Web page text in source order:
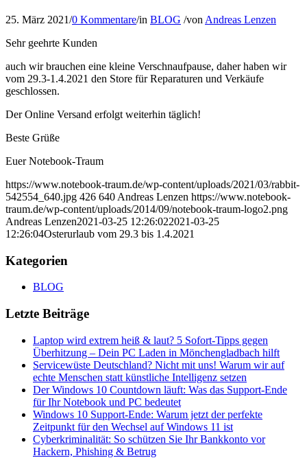
25. März 2021/0 Kommentare/in BLOG /von Andreas Lenzen
Sehr geehrte Kunden
auch wir brauchen eine kleine Verschnaufpause, daher haben wir
vom 29.3-1.4.2021 den Store für Reparaturen und Verkäufe
geschlossen.
Der Online Versand erfolgt weiterhin täglich!
Beste Grüße
Euer Notebook-Traum
https://www.notebook-traum.de/wp-content/uploads/2021/03/rabbit-
542554_640.jpg 426 640 Andreas Lenzen https://www.notebook-
traum.de/wp-content/uploads/2014/09/notebook-traum-logo2.png
Andreas Lenzen2021-03-25 12:26:022021-03-25
12:26:04Osterurlaub vom 29.3 bis 1.4.2021
Kategorien
BLOG
Letzte Beiträge
Laptop wird extrem heiß & laut? 5 Sofort-Tipps gegen
Überhitzung – Dein PC Laden in Mönchengladbach hilft
Servicewüste Deutschland? Nicht mit uns! Warum wir auf
echte Menschen statt künstliche Intelligenz setzen
Der Windows 10 Countdown läuft: Was das Support-Ende
für Ihr Notebook und PC bedeutet
Windows 10 Support-Ende: Warum jetzt der perfekte
Zeitpunkt für den Wechsel auf Windows 11 ist
Cyberkriminalität: So schützen Sie Ihr Bankkonto vor
Hackern, Phishing & Betrug